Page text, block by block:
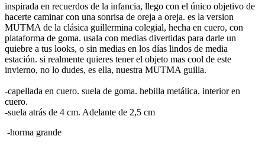
inspirada en recuerdos de la infancia, llego con el único objetivo de
hacerte caminar con una sonrisa de oreja a oreja. es la version
MUTMA de la clásica guillermina colegial, hecha en cuero, con
plataforma de goma. usala con medias divertidas para darle un
quiebre a tus looks, o sin medias en los días lindos de media
estación. si realmente quieres tener el objeto mas cool de este
invierno, no lo dudes, es ella, nuestra MUTMA guilla.
-capellada en cuero. suela de goma. hebilla metálica. interior en
cuero.
-suela atrás de 4 cm. Adelante de 2,5 cm
-horma grande